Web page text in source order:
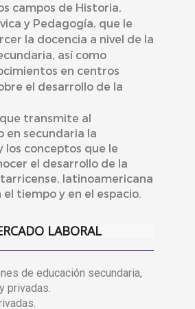
campos de Historia,
y Pedagogía, que le
la docencia a nivel de la
así como
en centros
el desarrollo de la
transmite al
en secundaria la
los conceptos que le
el desarrollo de la
latinoamericana
el tiempo y en el espacio.
LABORAL
de educación secundaria,
privadas.